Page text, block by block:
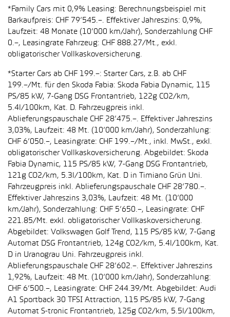
*Family Cars mit 0,9% Leasing: Berechnungsbeispiel mit
Barkaufpreis: CHF 79’545.–. Effektiver Jahreszins: 0,9%,
Laufzeit: 48 Monate (10’000 km/Jahr), Sonderzahlung CHF
0.–, Leasingrate Fahrzeug: CHF 888.27/Mt., exkl.
obligatorischer Vollkaskoversicherung.
*Starter Cars ab CHF 199.–: Starter Cars, z.B. ab CHF
199.–/Mt. für den Skoda Fabia: Skoda Fabia Dynamic, 115
PS/85 kW, 7-Gang DSG Frontantrieb, 122g CO2/km,
5.4l/100km, Kat. D. Fahrzeugpreis inkl.
Ablieferungspauschale CHF 28’475.–. Effektiver Jahreszins
3,03%, Laufzeit: 48 Mt. (10’000 km/Jahr), Sonderzahlung:
CHF 6’050.–, Leasingrate: CHF 199.–/Mt., inkl. MwSt., exkl.
obligatorischer Vollkaskoversicherung. Abgebildet: Skoda
Fabia Dynamic, 115 PS/85 kW, 7-Gang DSG Frontantrieb,
121g CO2/km, 5.3l/100km, Kat. D in Timiano Grün Uni.
Fahrzeugpreis inkl. Ablieferungspauschale CHF 28’780.–.
Effektiver Jahreszins 3,03%, Laufzeit: 48 Mt. (10’000
km/Jahr), Sonderzahlung: CHF 5’650.–, Leasingrate: CHF
221.85/Mt. exkl. obligatorischer Vollkaskoversicherung.
Abgebildet: Volkswagen Golf Trend, 115 PS/85 kW, 7-Gang
Automat DSG Frontantrieb, 124g CO2/km, 5.4l/100km, Kat.
D in Uranograu Uni. Fahrzeugpreis inkl.
Ablieferungspauschale CHF 28’602.–. Effektiver Jahreszins
1,92%, Laufzeit: 48 Mt. (10’000 km/Jahr), Sonderzahlung:
CHF 6’500.–, Leasingrate: CHF 244.39/Mt. Abgebildet: Audi
A1 Sportback 30 TFSI Attraction, 115 PS/85 kW, 7-Gang
Automat S-tronic Frontantrieb, 125g CO2/km, 5.5l/100km,